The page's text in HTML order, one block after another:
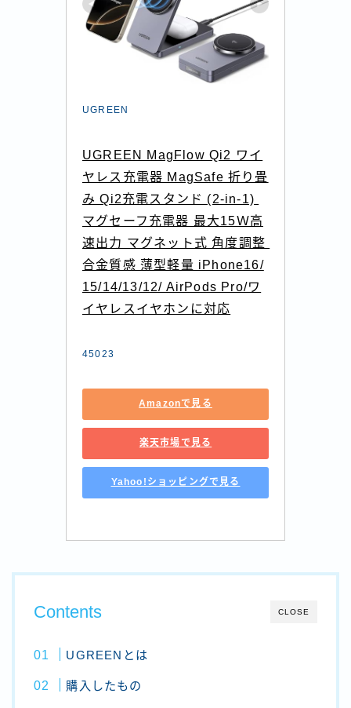
UGREEN
UGREEN MagFlow Qi2 ワイ
ヤレス充電器 MagSafe 折り畳
み Qi2充電スタンド (2-in-1)
マグセーフ充電器 最大15Ｗ高
速出力 マグネット式 角度調整
合金質感 薄型軽量 iPhone16/
15/14/13/12/ AirPods Pro/ワ
イヤレスイヤホンに対応
45023
Amazonで見る
楽天市場で見る
Yahoo!ショッピングで見る
CLOSE
Contents
UGREENとは
購入したもの